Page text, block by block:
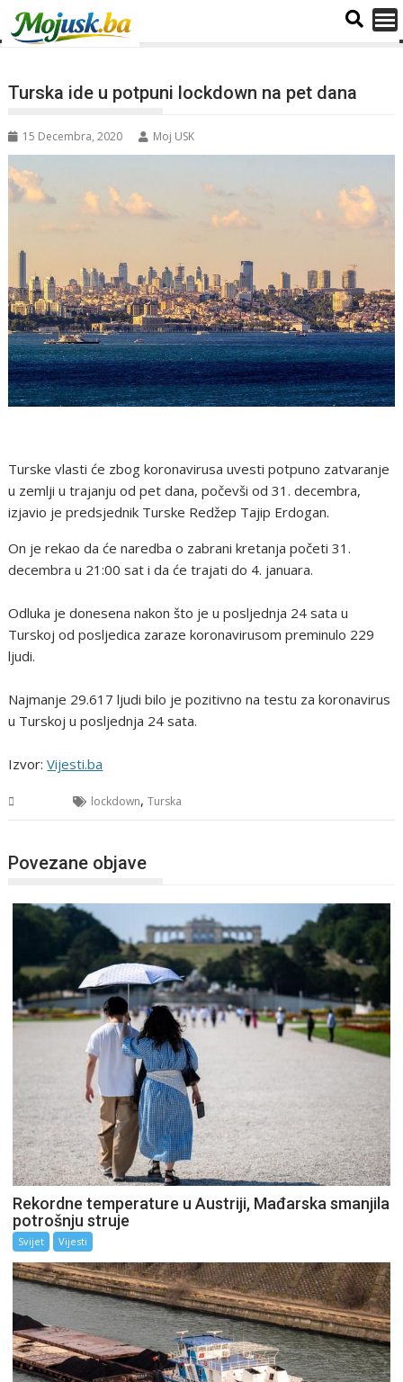
Turska ide u potpuni lockdown na pet dana
15 Decembra, 2020 Moj USK
Turske vlasti će zbog koronavirusa uvesti potpuno zatvaranje
u zemlji u trajanju od pet dana, počevši od 31. decembra,
izjavio je predsjednik Turske Redžep Tajip Erdogan.
On je rekao da će naredba o zabrani kretanja početi 31.
decembra u 21:00 sat i da će trajati do 4. januara.
Odluka je donesena nakon što je u posljednja 24 sata u
Turskoj od posljedica zaraze koronavirusom preminulo 229
ljudi.
Najmanje 29.617 ljudi bilo je pozitivno na testu za koronavirus
u Turskoj u posljednja 24 sata.
Izvor:Vijesti.ba
lockdown,Turska
Povezane objave
Rekordne temperature u Austriji, Mađarska smanjila
potrošnju struje
Svijet Vijesti